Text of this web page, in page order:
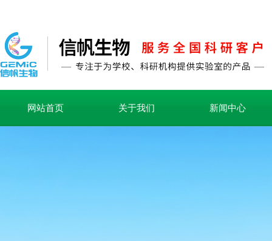
网站首页 关于我们 新闻中心